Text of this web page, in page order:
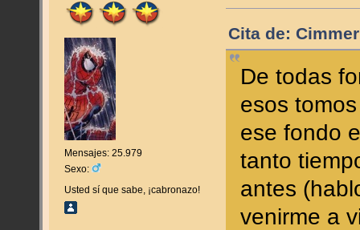
Mensajes: 25.979
Sexo:
Usted sí que sabe, ¡cabronazo!
Cita de:
De todas
esos
ese fondo
tanto
antes
venirme a